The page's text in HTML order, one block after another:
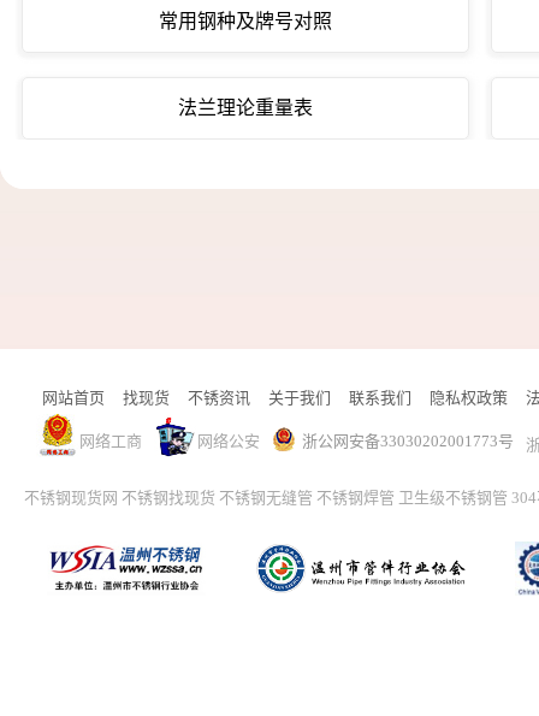
常用钢种及牌号对照
法兰理论重量表
网站首页 找现货 不锈资讯 关于我们 联系我们 隐私权政策
网络工商 网络公安 浙公网安备33030202001773号
不锈钢现货网 不锈钢找现货 不锈钢无缝管 不锈钢焊管 卫生级不锈钢管